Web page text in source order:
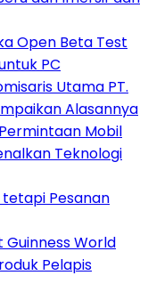
Open Beta Test
PC
Utama PT.
Alasannya
Mobil
Teknologi
Pesanan
Guinness World
Pelapis